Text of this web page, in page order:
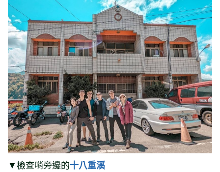
▼檢查哨旁邊的十八重溪